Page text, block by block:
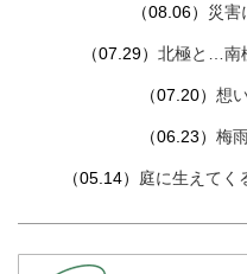
（08.06） 災害
（07.29） 北極と…南
（07.20） 想
（06.23） 梅
（05.14） 庭に生えてく